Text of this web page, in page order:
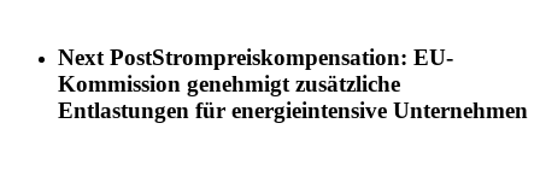
Next PostStrompreiskompensation: EU-
Kommission genehmigt zusätzliche
Entlastungen für energieintensive Unternehmen